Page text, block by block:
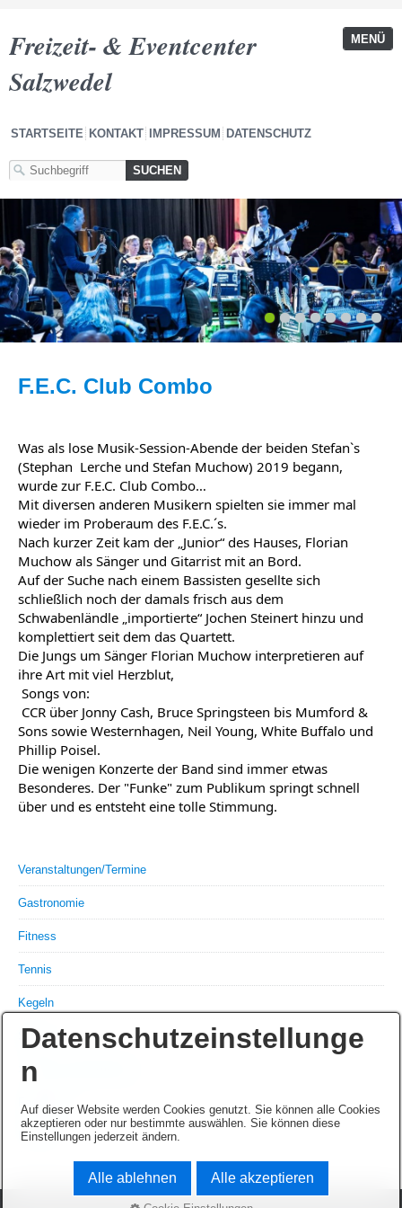
MENÜ
Freizeit- & Eventcenter
Salzwedel
STARTSEITE KONTAKT IMPRESSUM DATENSCHUTZ
1 2 3 4 5 6 7 8
F.E.C. Club Combo
Was als lose Musik-Session-Abende der beiden Stefan`s
(Stephan  Lerche und Stefan Muchow) 2019 begann,
wurde zur F.E.C. Club Combo…
Mit diversen anderen Musikern spielten sie immer mal
wieder im Proberaum des F.E.C.´s.
Nach kurzer Zeit kam der „Junior“ des Hauses, Florian
Muchow als Sänger und Gitarrist mit an Bord.
Auf der Suche nach einem Bassisten gesellte sich
schließlich noch der damals frisch aus dem
Schwabenländle „importierte“ Jochen Steinert hinzu und
komplettiert seit dem das Quartett.
Die Jungs um Sänger Florian Muchow interpretieren auf
ihre Art mit viel Herzblut,
Songs von:
Sons sowie Westernhagen, Neil Young, White Buffalo und
Phillip Poisel.
Die wenigen Konzerte der Band sind immer etwas
Besonderes. Der "Funke" zum Publikum springt schnell
über und es entsteht eine tolle Stimmung.
Veranstaltungen/Termine
Gastronomie
Fitness
Tennis
Kegeln
Squash
F.E.C. Club Combo
Facebook
Pension
Datenschutzeinstellunge
n
Auf dieser Website werden Cookies genutzt. Sie können alle Cookies
akzeptieren oder nur bestimmte auswählen. Sie können diese
Einstellungen jederzeit ändern.
Alle ablehnen Alle akzeptieren